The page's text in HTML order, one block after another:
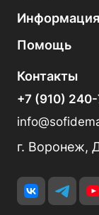
Информация
Помощь
Контакты
+7 (910)
г. Воронеж,